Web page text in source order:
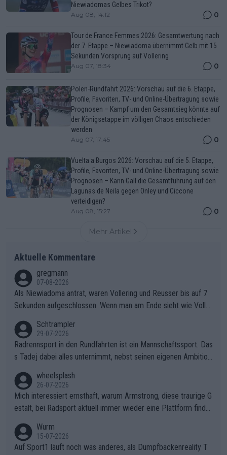
Niewiadomas Gelbes Trikot?
Aug 08, 14:12 0
Tour de France Femmes 2026: Gesamtwertung nach
der 7. Etappe – Niewiadoma übernimmt Gelb mit 15
Sekunden Vorsprung auf Vollering
Aug 07, 18:34 0
Polen-Rundfahrt 2026: Vorschau auf die 6. Etappe,
Profile, Favoriten, TV- und Online-Übertragung sowie
Prognosen – Kampf um den Gesamtsieg könnte auf
der Königsetappe im völligen Chaos entschieden
werden
Aug 07, 17:45 0
Vuelta a Burgos 2026: Vorschau auf die 5. Etappe,
Profile, Favoriten, TV- und Online-Übertragung sowie
Prognosen – Kann Gall die Gesamtführung auf den
Lagunas de Neila gegen Onley und Ciccone
verteidigen?
Aug 08, 15:27 0
Mehr Artikel
Aktuelle Kommentare
gregmann
07-08-2026
Als Niewiadoma antrat, waren Vollering und Reusser bis auf 7
Sekunden aufgeschlossen. Wenn man am Ende sieht wie Voller
ering die 7 Sekunden zu Niewiadoma nicht geschlossen hat un
d den Abstand hat anwachsen lassen. Ein schwerer taktischer
Fehler, der den Tour Sieg kosten wird.Diese Beobachtung trifft
Zögerlichkeit von Demi Vollering in diesem Moment war das e
ntscheidende Puzzleteil, das Katarzyna Niewiadoma die Tür z
um Gelben Trikot geöffnet hat.Das taktische Dilemma am Mon
t VentouxDie psychologische Falle: Vollering spekulierte in die
ser Phase darauf, dass Marlen Reusser im Gelben Trikot die N
achführarbeit leistet, um ihre Gesamtführung zu verteidigen.De
r Pokereinsatz: Anstatt die verbleibenden 7 Sekunden sofort s
Schtrampler
29-07-2026
Radrennsport in den Rundfahrten ist ein Mannschaftssport. Das
s Tadej dabei alles unternimmt, nebst seinen eigenen Ambition
ganze Team auch mental stark zu machen und konkret am Erf
olg teilzuhaben, ist ihm ganz hoch anzurechnen. Das ist ein Zei
chen weit über den Radsport hinaus.
wheelsplash
26-07-2026
Mich interessiert ernsthaft, warum Armstrong, diese traurige G
estalt, bei Radsport aktuell immer wieder eine Plattform finde
Wurm
15-07-2026
Auf Sport1 läuft noch was anderes, als Dumpfbackenreality T